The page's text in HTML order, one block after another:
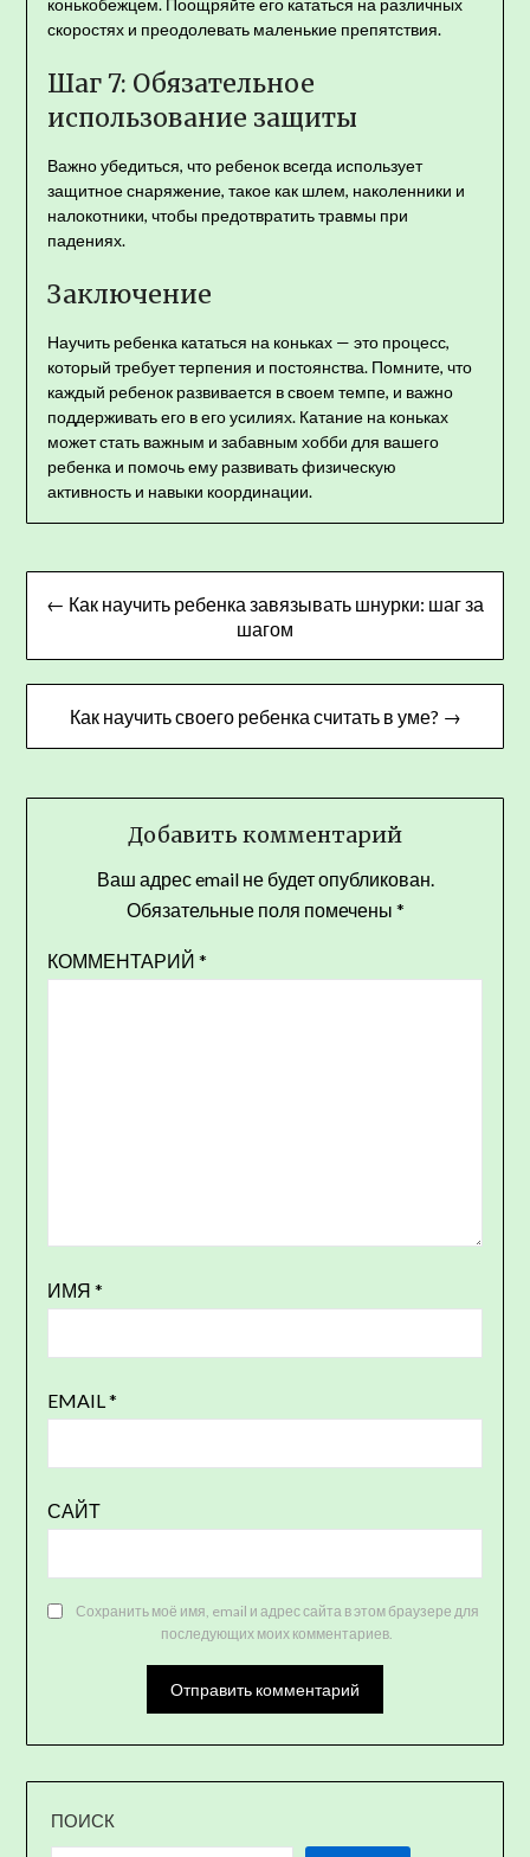
конькобежцем. Поощряйте его кататься на различных
скоростях и преодолевать маленькие препятствия.
Шаг 7: Обязательное
использование защиты
Важно убедиться, что ребенок всегда использует
защитное снаряжение, такое как шлем, наколенники и
налокотники, чтобы предотвратить травмы при
падениях.
Заключение
Научить ребенка кататься на коньках — это процесс,
который требует терпения и постоянства. Помните, что
каждый ребенок развивается в своем темпе, и важно
поддерживать его в его усилиях. Катание на коньках
может стать важным и забавным хобби для вашего
ребенка и помочь ему развивать физическую
активность и навыки координации.
Навигация
← Как научить ребенка завязывать шнурки: шаг за
шагом
Как научить своего ребенка считать в уме? →
Добавить комментарий
Ваш адрес email не будет опубликован.
Обязательные поля помечены *
КОММЕНТАРИЙ *
ИМЯ *
EMAIL*
САЙТ
Сохранить моё имя, email и адрес сайта в этом браузере для
последующих моих комментариев.
ПОИСК